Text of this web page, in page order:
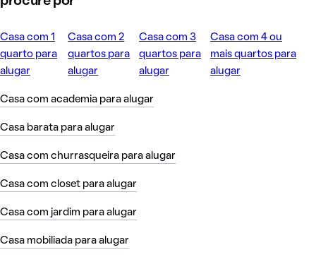
Casa com 1
quarto para
alugar
Casa com 2
quartos para
alugar
Casa com 3
quartos para
alugar
Casa com 4 ou
mais quartos para
alugar
Casa com academia para alugar
Casa barata para alugar
Casa com churrasqueira para alugar
Casa com closet para alugar
Casa com jardim para alugar
Casa mobiliada para alugar